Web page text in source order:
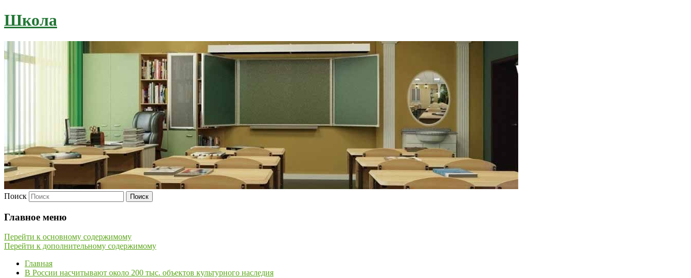
Школа
Поиск
Главное меню
Перейти к основному содержимому
Перейти к дополнительному содержимому
Главная
В России насчитывают около 200 тыс. объектов культурного наследия